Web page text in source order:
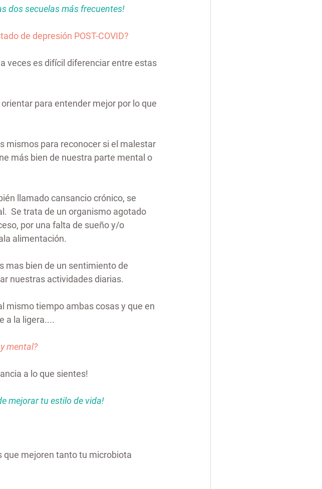
dos secuelas más frecuentes!
de depresión POST-COVID?
veces es difícil diferenciar entre estas
para entender mejor por lo que
mismos para reconocer si el malestar
más bien de nuestra parte mental o
llamado cansancio crónico, se
Se trata de un organismo agotado
por una falta de sueño y/o
alimentación.
mas bien de un sentimiento de
nuestras actividades diarias.
mismo tiempo ambas cosas y que en
a la ligera....
mental?
a lo que sientes!
mejorar tu estilo de vida!
que mejoren tanto tu microbiota